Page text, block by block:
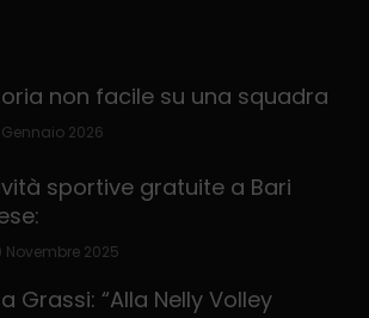
non facile su una squadra
Gennaio 2026
sportive gratuite a Bari
Novembre 2025
Grassi: “Alla Nelly Volley